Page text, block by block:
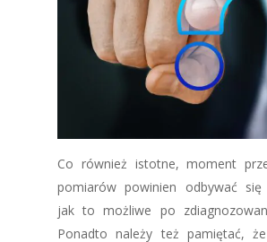
Co również istotne, moment
pomiarów powinien odbywać się
jak to możliwe po
Ponadto należy też pamiętać,